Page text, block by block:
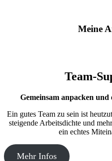
Meine
Team-
Gemeinsam anpacken
Ein gutes Team zu sein ist
steigende Arbeitsdichte und
ein echtes
Mehr Infos